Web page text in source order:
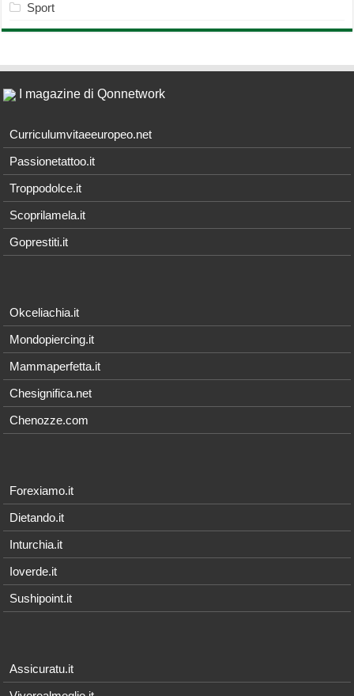
Sport
I magazine di Qonnetwork
Curriculumvitaeeuropeo.net
Passionetattoo.it
Troppodolce.it
Scoprilamela.it
Goprestiti.it
Okceliachia.it
Mondopiercing.it
Mammaperfetta.it
Chesignifica.net
Chenozze.com
Forexiamo.it
Dietando.it
Inturchia.it
Ioverde.it
Sushipoint.it
Assicuratu.it